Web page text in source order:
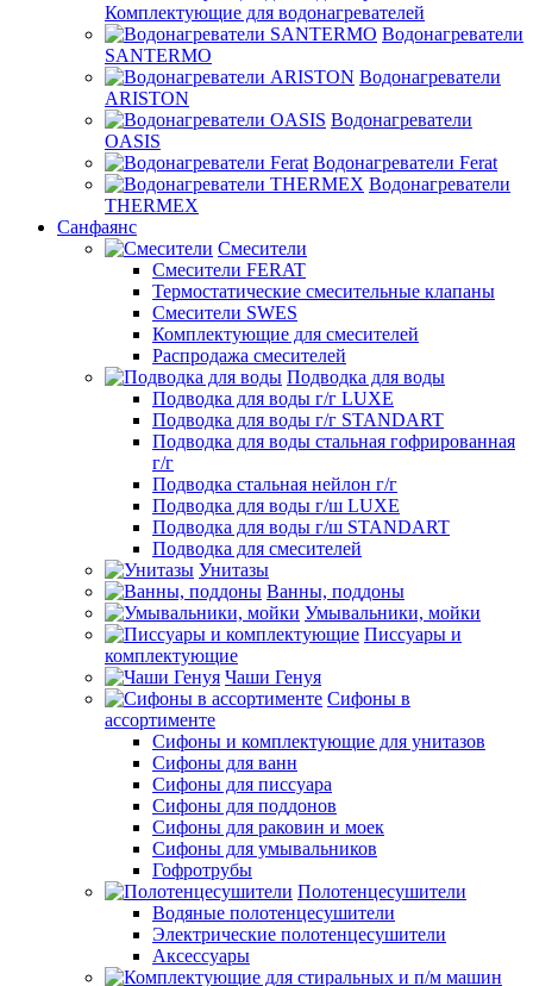
Комплектующие для водонагревателей
Водонагреватели
SANTERMO
Водонагреватели
ARISTON
Водонагреватели
OASIS
Водонагреватели Ferat
Водонагреватели
THERMEX
Санфаянс
Смесители
Смесители FERAT
Термостатические смесительные клапаны
Смесители SWES
Комплектующие для смесителей
Распродажа смесителей
Подводка для воды
Подводка для воды г/г LUXE
Подводка для воды г/г STANDART
Подводка для воды стальная гофрированная
г/г
Подводка стальная нейлон г/г
Подводка для воды г/ш LUXE
Подводка для воды г/ш STANDART
Подводка для смесителей
Унитазы
Ванны, поддоны
Умывальники, мойки
Писсуары и
комплектующие
Чаши Генуя
Сифоны в
ассортименте
Сифоны и комплектующие для унитазов
Сифоны для ванн
Сифоны для писсуара
Сифоны для поддонов
Сифоны для раковин и моек
Сифоны для умывальников
Гофротрубы
Полотенцесушители
Водяные полотенцесушители
Электрические полотенцесушители
Аксессуары